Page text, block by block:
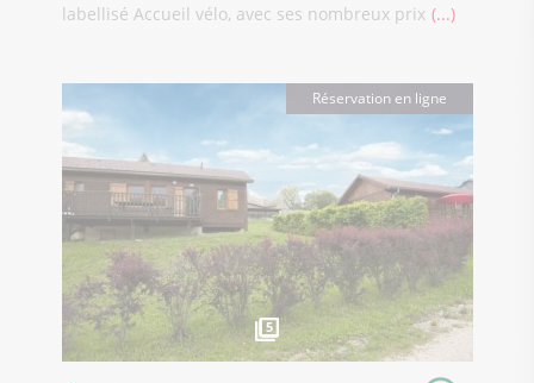
labellisé Accueil vélo, avec ses nombreux prix ...
5
Réservation en ligne